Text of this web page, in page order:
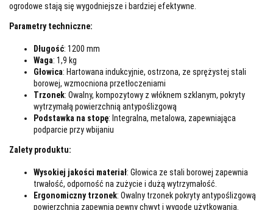
ogrodowe stają się wygodniejsze i bardziej efektywne.
Parametry techniczne:
Długość: 1200 mm
Waga: 1,9 kg
Głowica: Hartowana indukcyjnie, ostrzona, ze sprężystej stali
borowej, wzmocniona przetłoczeniami
Trzonek: Owalny, kompozytowy z włóknem szklanym, pokryty
wytrzymałą powierzchnią antypoślizgową
Podstawka na stopę: Integralna, metalowa, zapewniająca
podparcie przy wbijaniu
Zalety produktu:
Wysokiej jakości materiał: Głowica ze stali borowej zapewnia
trwałość, odporność na zużycie i dużą wytrzymałość.
Ergonomiczny trzonek: Owalny trzonek pokryty antypoślizgową
powierzchnią zapewnia pewny chwyt i wygodę użytkowania.